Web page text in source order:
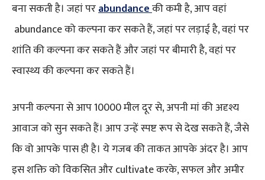
बना सकती है। जहां परabundanceकी कमी है, आप वहां
abundance को कल्पना कर सकते हैं, जहां पर लड़ाई है, वहां पर
शांति की कल्पना कर सकते हैं और जहां पर बीमारी है, वहां पर
स्वास्थ्य की कल्पना कर सकते हैं।
अपनी कल्पना से आप 10000 मील दूर से, अपनी मां की अदृश्य
आवाज को सुन सकते हैं। आप उन्हें स्पष्ट रूप से देख सकते हैं, जैसे
कि वो आपके पास ही है। ये गजब की ताकत आपके अंदर है। आप
इस शक्ति को विकसित और cultivate करके, सफल और अमीर